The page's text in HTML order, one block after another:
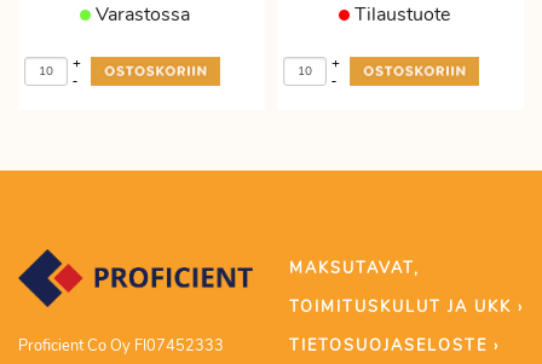
Varastossa
-
+
Tilaustuote
-
+
Proficient Co Oy FI07452333
MAKSUTAVAT,
TOIMITUSKULUT JA UKK ›
TIETOSUOJASELOSTE ›